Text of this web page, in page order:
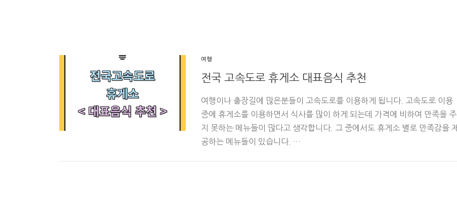
여행
전국 고속도로 휴게소 대표음식 추천
여행이나 출장길에 많은분들이 고속도로를 이용하게 됩니다. 고속도로 이용
중에 휴게소를 이용하면서 식사를 많이 하게 되는데 가격에 비하여 만족을 주
지 못하는 메뉴들이 많다고 생각합니다. 그 중에서도 휴게소 별로 만족감을 제
공하는 메뉴들이 있습니다. …